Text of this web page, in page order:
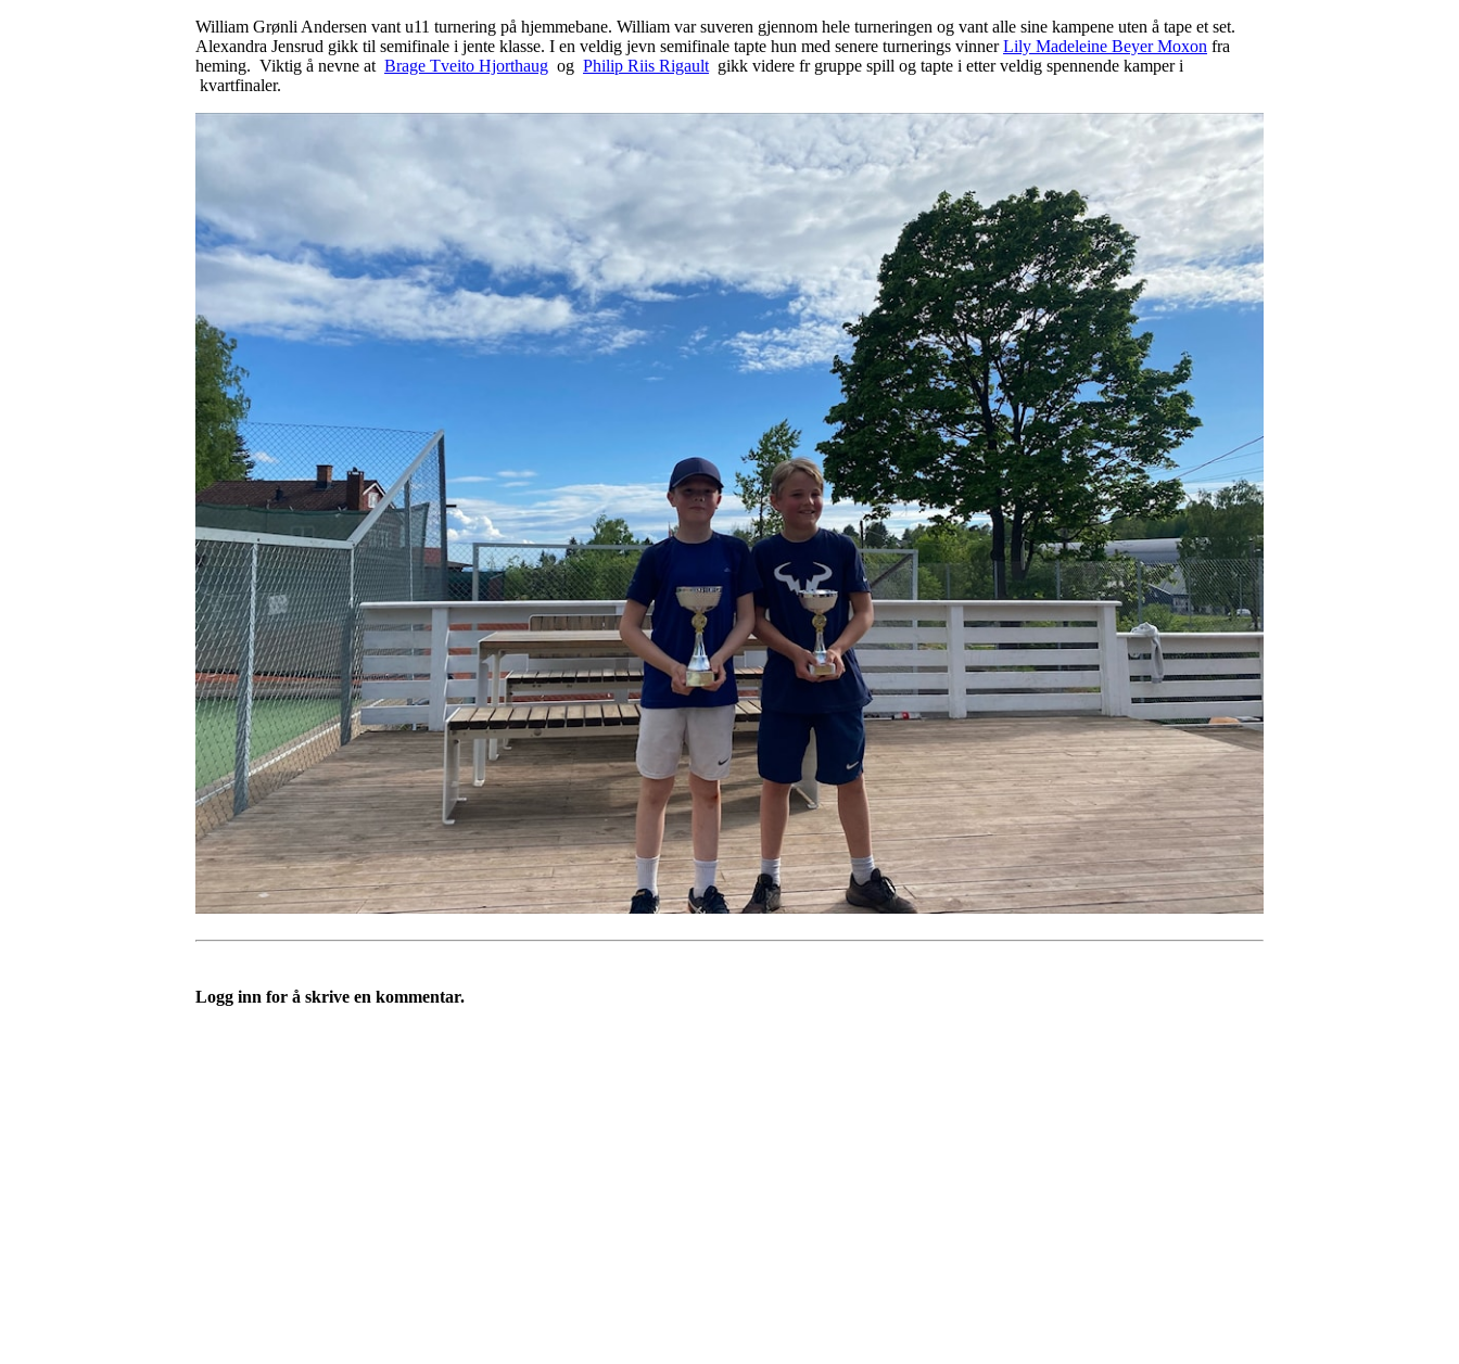
William Grønli Andersen vant u11 turnering på hjemmebane. William var suveren gjennom hele turneringen og vant alle sine kampene uten å tape et set.
Alexandra Jensrud gikk til semifinale i jente klasse. I en veldig jevn semifinale tapte hun med senere turnerings vinnerLily Madeleine Beyer Moxon fra
heming. Viktig å nevne at Brage Tveito Hjorthaug og Philip Riis Rigault gikk videre fr gruppe spill og tapte i etter veldig spennende kamper i
kvartfinaler.
Logg inn for å skrive en kommentar.